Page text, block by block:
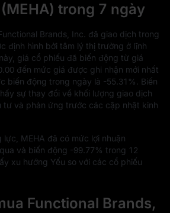
trong 7 ngày
Brands, Inc. đã giao dịch trong
định hình bởi tâm lý thị trường ở lĩnh
giá cổ phiếu đã biến động từ giá
đến mức giá được ghi nhận mới nhất
biến động trong ngày là -55.31%
. Biến
sự thay đổi về khối lượng giao dịch
tư và phản ứng trước các cập nhật kinh
MEHA đã có mức lợi nhuận
và biến động -99.77% trong 12
xu hướng Yếu so với các cổ phiếu
Functional Brands,